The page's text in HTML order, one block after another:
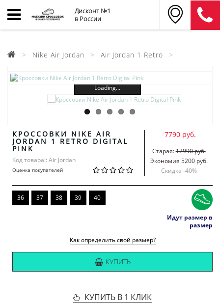
Дисконт №1
в России
Nike Air Jordan Air Jordan 1 Retro
Loading...
КРОССОВКИ NIKE AIR
JORDAN 1 RETRO DIGITAL
PINK
Код товара:: Air Jordan
Оценка покупателей
7790 руб.
Старая:12990 руб.
Экономия 5200 руб.
Скидка -40%
36 37 38 39 40
Идут размер в
размер
Как определить свой размер?
КУПИТЬ
КУПИТЬ В 1 КЛИК